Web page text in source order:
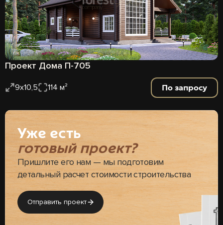
Проект Дома П-705
9х10,5 114 м² По запросу
Уже есть
готовый проект?
Пришлите его нам — мы подготовим
детальный расчет стоимости строительства
Отправить проект